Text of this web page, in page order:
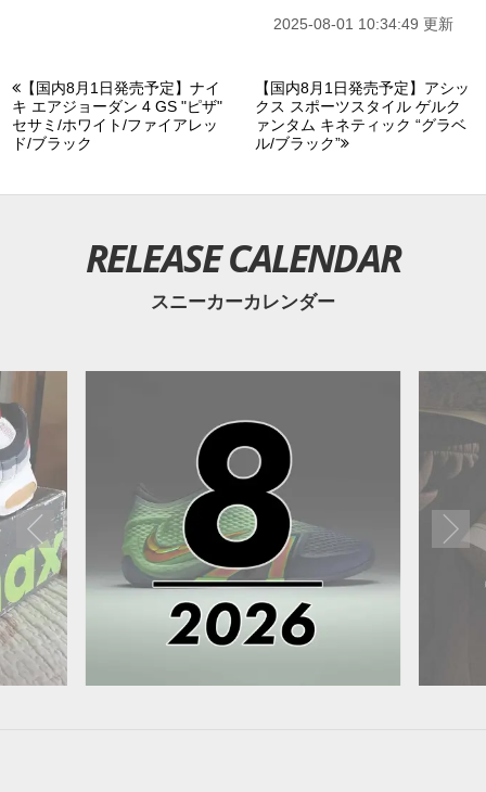
2025-08-01 10:34:49 更新
【国内8月1日発売予定】ナイ
キ エアジョーダン 4 GS "ピザ"
セサミ/ホワイト/ファイアレッ
ド/ブラック
【国内8月1日発売予定】アシッ
クス スポーツスタイル ゲルク
ァンタム キネティック “グラベ
ル/ブラック”
RELEASE CALENDAR
スニーカーカレンダー